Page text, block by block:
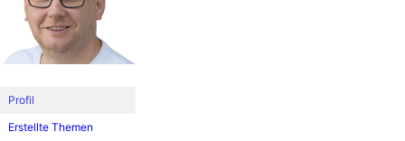
Profil
Erstellte Themen